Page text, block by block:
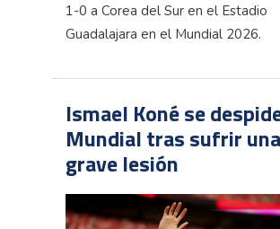
1-0 a Corea del Sur en el Estadio
Guadalajara en el Mundial 2026.
Ismael Koné se
Mundial tras sufrir una
grave lesión